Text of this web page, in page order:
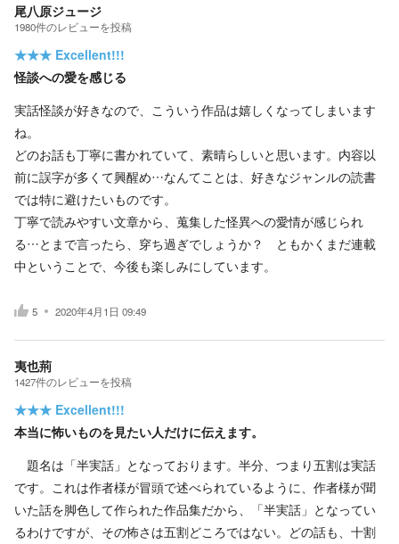
尾八原ジュージ
1980件のレビューを投稿
★★★ Excellent!!!
怪談への愛を感じる
実話怪談が好きなので、こういう作品は嬉しくなってしまいます
ね。
どのお話も丁寧に書かれていて、素晴らしいと思います。内容以
前に誤字が多くて興醒め…なんてことは、好きなジャンルの読書
では特に避けたいものです。
丁寧で読みやすい文章から、蒐集した怪異への愛情が感じられ
る…とまで言ったら、穿ち過ぎでしょうか？ ともかくまだ連載
中ということで、今後も楽しみにしています。
5 2020年4月1日 09:49
夷也荊
1427件のレビューを投稿
★★★ Excellent!!!
本当に怖いものを見たい人だけに伝えます。
題名は「半実話」となっております。半分、つまり五割は実話
です。これは作者様が冒頭で述べられているように、作者様が聞
いた話を脚色して作られた作品集だから、「半実話」となってい
るわけですが、その怖さは五割どころではない。どの話も、十割